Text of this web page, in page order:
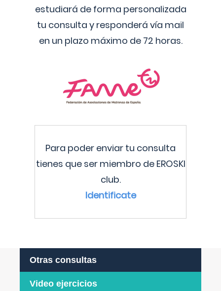
estudiará de forma personalizada
tu consulta y responderá vía mail
en un plazo máximo de 72 horas.
Para poder enviar tu consulta
tienes que ser miembro de EROSKI
club.
Identificate
Otras consultas
Video ejercicios